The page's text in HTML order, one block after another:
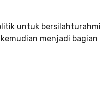
untuk bersilahturahmi
menjadi bagian